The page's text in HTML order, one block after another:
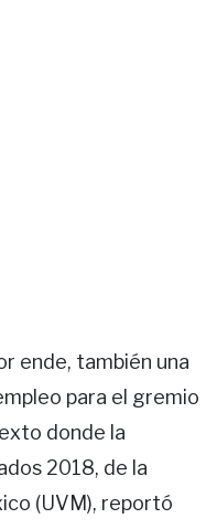
ende, también una
para el gremio
donde la
2018, de la
(UVM), reportó